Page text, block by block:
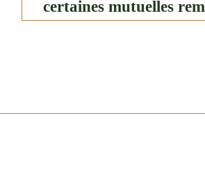
certaines mutuelles